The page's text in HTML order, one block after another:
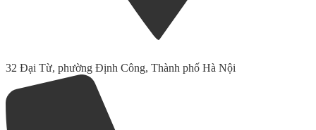
32 Đại Từ, phường Định Công, Thành phố Hà Nội